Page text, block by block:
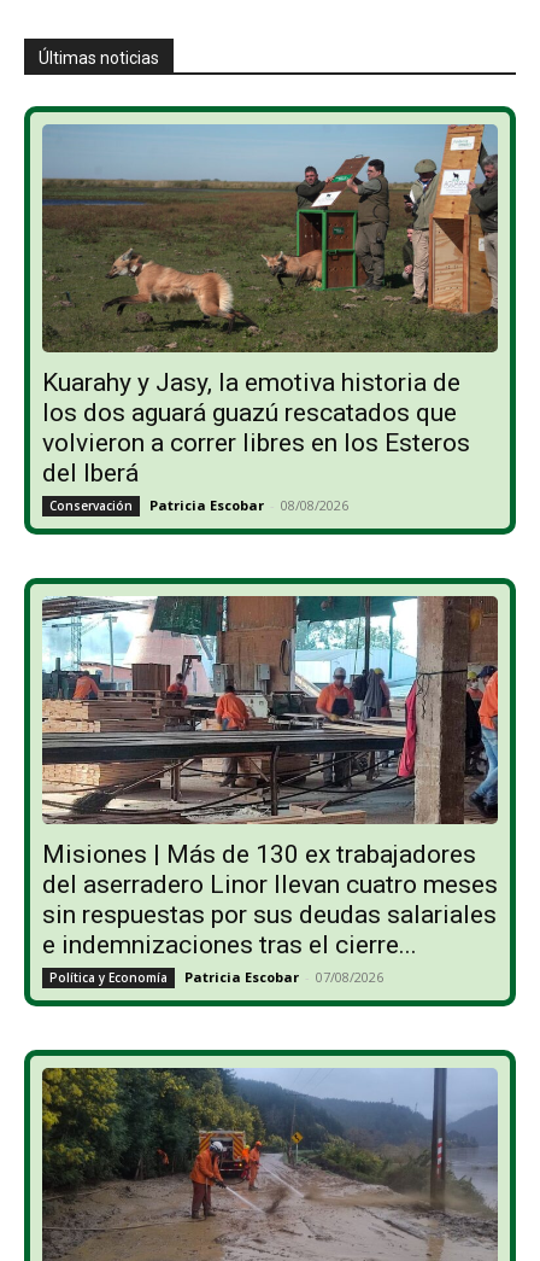
Últimas noticias
Kuarahy y Jasy, la emotiva historia de
los dos aguará guazú rescatados que
volvieron a correr libres en los Esteros
del Iberá
Conservación Patricia Escobar - 08/08/2026
Misiones | Más de 130 ex trabajadores
del aserradero Linor llevan cuatro meses
sin respuestas por sus deudas salariales
e indemnizaciones tras el cierre...
Política y Economía Patricia Escobar - 07/08/2026